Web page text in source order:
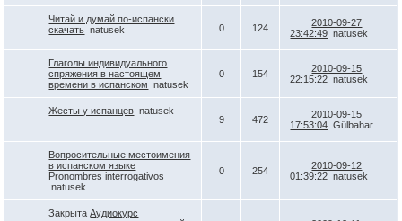
Читай и думай по-испански
скачать natusek 0 124
2010-09-27
23:42:49 natusek
Глаголы индивидуального
спряжения в настоящем
времени в испанском
natusek
0 154
2010-09-15
22:15:22 natusek
Жесты у испанцев natusek
9
472
2010-09-15
17:53:04 Gülbahar
Вопросительные местоимения
в испанском языке
Pronombres interrogativos
natusek
0 254
2010-09-12
01:39:22 natusek
ЗакрытаАудиокурс